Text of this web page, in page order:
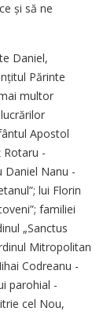
și să ne
Daniel,
Părinte
multor
Apostol
Rotaru -
Daniel Nanu -
lui Florin
familiei
„Sanctus
Mitropolitan
Codreanu -
parohial -
cel Nou,